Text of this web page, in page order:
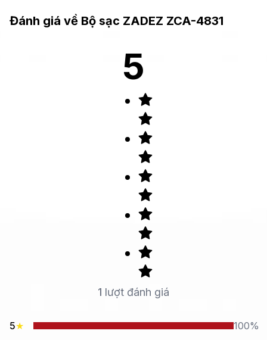
Đánh giá về Bộ sạc ZADEZ ZCA-4831
5
1 lượt đánh giá
5★
100%